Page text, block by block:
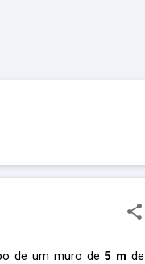
de um muro de 5 m de